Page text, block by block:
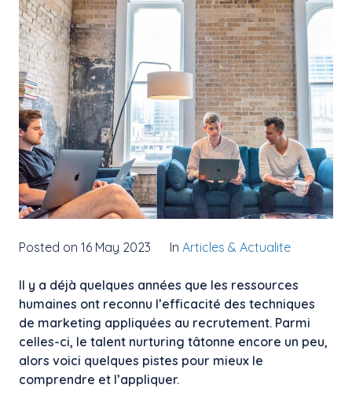
Posted on 16 May 2023 In Articles & Actualite
Il y a déjà quelques années que les ressources
humaines ont reconnu l’efficacité des techniques
de marketing appliquées au recrutement. Parmi
celles-ci, le talent nurturing tâtonne encore un peu,
alors voici quelques pistes pour mieux le
comprendre et l’appliquer.